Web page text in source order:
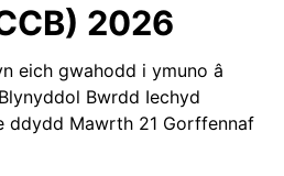
2026
eich gwahodd i ymuno â
Bwrdd Iechyd
ddydd Mawrth 21 Gorffennaf